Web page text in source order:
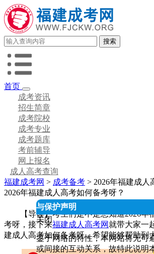
首页
成考资讯
招生简章
成考院校
成考专业
成考题库
考前辅导
网上报名
成人高考查询
福建成考网 > 成考备考 > 2026年福建成人
2026年福建成人高考如何备考呀？
【导读】考生们是不是想知道2026年
考呀，接下来福建成人高考网 就带大家一
建成人高考如何备考呀，希望能够帮助到
信息授权与保护声明
关闭
鉴于网络的特性，本网站将无可
或间接的互动关系，故特此说明